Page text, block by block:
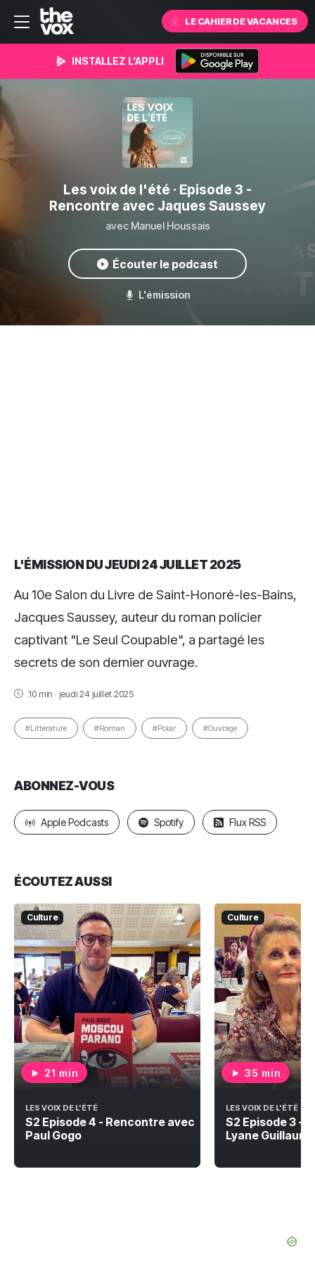
LE CAHIER DE VACANCES
INSTALLEZ L'APPLI
Les voix de l'été · Episode 3 -
Rencontre avec Jaques Saussey
avec Manuel Houssais
Écouter le podcast
L'émission
L'ÉMISSION DU JEUDI 24 JUILLET 2025
Au 10e Salon du Livre de Saint-Honoré-les-Bains,
Jacques Saussey, auteur du roman policier
captivant "Le Seul Coupable", a partagé les
secrets de son dernier ouvrage.
10 min · jeudi 24 juillet 2025
#Littérature #Roman #Polar #Ouvrage
ABONNEZ-VOUS
Apple Podcasts Spotify Flux RSS
ÉCOUTEZ AUSSI
Culture
21 min
LES VOIX DE L'ÉTÉ
S2 Episode 4 - Rencontre avec
Paul Gogo
Culture
35 min
LES VOIX DE L'ÉTÉ
S2 Episode 3 -
Lyane